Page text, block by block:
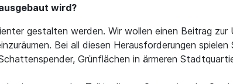
wird?
gestalten werden. Wir wollen einen Beitrag
Bei all diesen Herausforderungen
Grünflächen in ärmeren